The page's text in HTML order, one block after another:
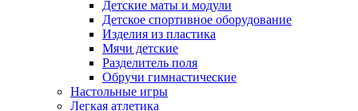
Детские маты и модули
Детское спортивное оборудование
Изделия из пластика
Мячи детские
Разделитель поля
Обручи гимнастические
Настольные игры
Легкая атлетика